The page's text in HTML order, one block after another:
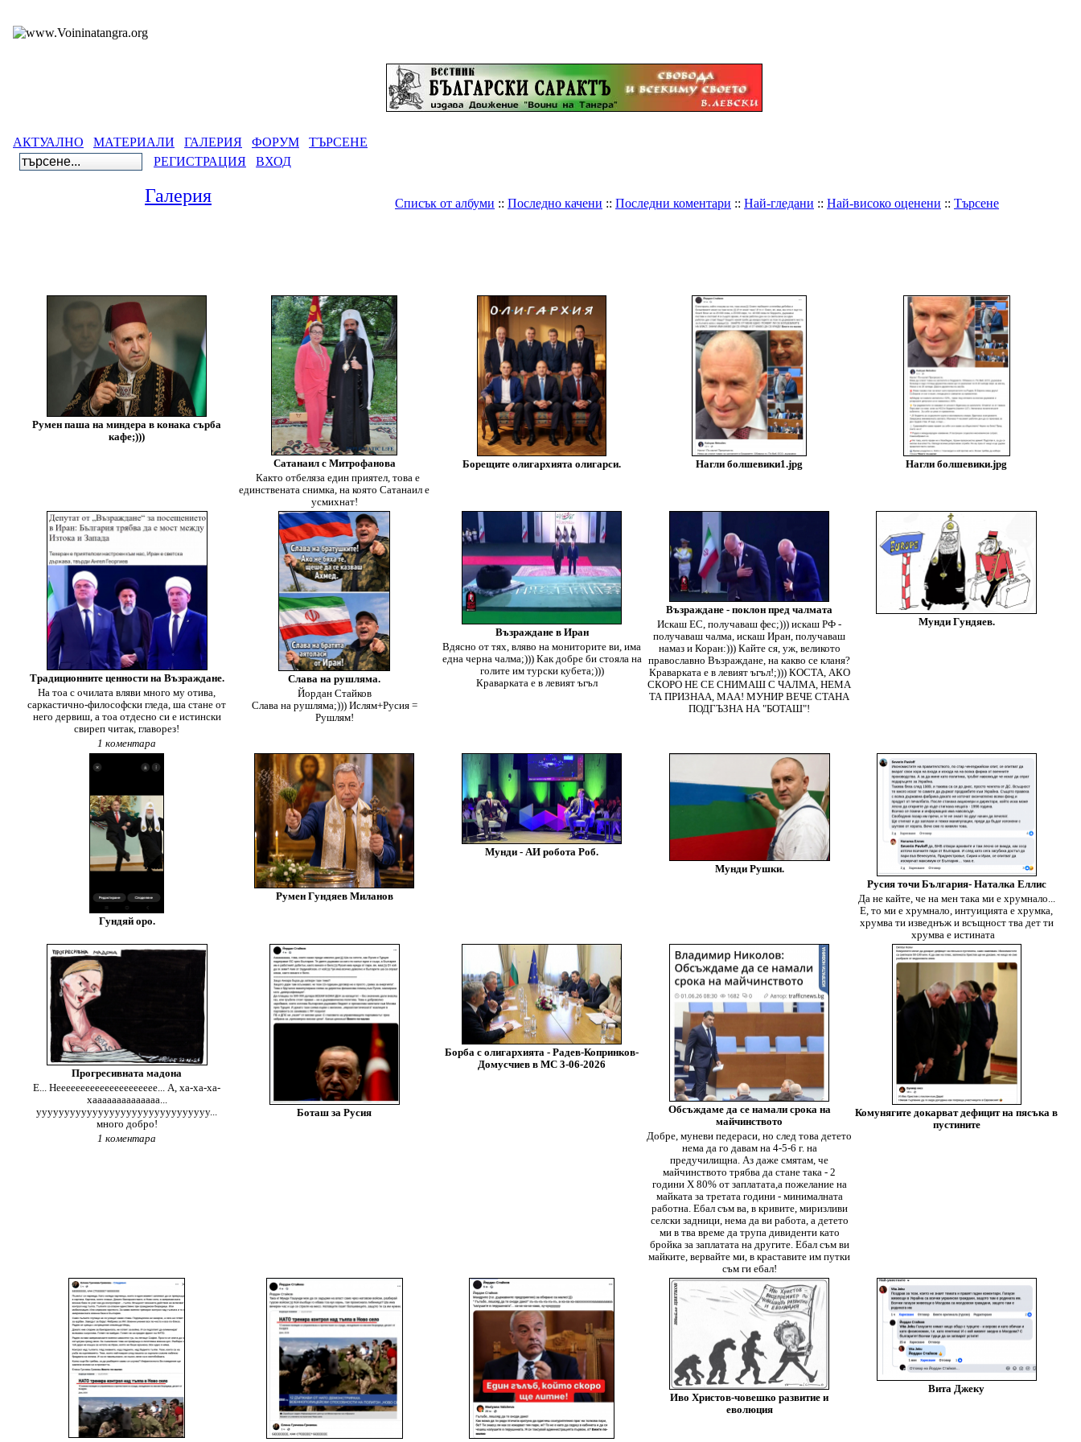
АКТУАЛНО МАТЕРИАЛИ ГАЛЕРИЯ ФОРУМ
ТЪРСЕНЕ
РЕГИСТРАЦИЯ
ВХОД
Галерия Списък от албуми :: Последно качени :: Последни коментари :: Най-гледани :: Най-високо оценени :: Търсене
Румен паша на миндера в конака сърба
кафе;)))
Сатанаил с Митрофанова
Както отбеляза един приятел, това е
единствената снимка, на която Сатанаил е
усмихнат!
Борещите олигархията олигарси. Нагли болшевики1.jpg Нагли болшевики.jpg
Традиционните ценности на Възраждане.
На тоа с очилата вляви много му отива,
саркастично-философски гледа, ша стане от
него дервиш, а тоа отдесно си е истински
свиреп читак, главорез!
1 коментара
Слава на рушляма.
Йордан Стайков
Слава на рушляма;))) Ислям+Русия =
Рушлям!
Възраждане в Иран
Вдясно от тях, вляво на мониторите ви, има
една черна чалма;))) Как добре би стояла на
голите им турски кубета;)))
Краварката е в левият ъгъл
Възраждане - поклон пред чалмата
Искаш ЕС, получаваш фес;))) искаш РФ -
получаваш чалма, искаш Иран, получаваш
намаз и Коран:))) Кайте ся, уж, великото
православно Възраждане, на какво се кланя?
Краварката е в левият ъгъл!;))) КОСТА, АКО
СКОРО НЕ СЕ СНИМАШ С ЧАЛМА, НЕМА
ТА ПРИЗНАА, МАА! МУНИР ВЕЧЕ СТАНА
ПОДГЪЗНА НА "БОТАШ"!
Мунди Гундяев.
Гундяй оро.
Румен Гундяев Миланов
Мунди - АИ робота Роб.
Мунди Рушки.
Русия точи България- Наталка Еллис
Да не кайте, че на мен така ми е хрумнало...
Е, то ми е хрумнало, интуицията е хрумка,
хрумва ти изведнъж и всъщност тва дет ти
хрумва е истината
Прогресивната мадона
Е... Неееееееееееееееееееее... А, ха-ха-ха-
хаааааааааааааа...
ууууууууууууууууууууууууууууууу...
много добро!
1 коментара
Боташ за Русия
Борба с олигархията - Радев-Копринков-
Домусчиев в МС 3-06-2026
Обсъждаме да се намали срока на
майчинството
Добре, муневи педераси, но след това детето
нема да го давам на 4-5-6 г. на
предучилищна. Аз даже смятам, че
майчинството трябва да стане така - 2
години Х 80% от заплатата,а пожелание на
майката за третата години - минималната
работна. Ебал съм ва, в кривите, миризливи
селски задници, нема да ви работа, а детето
ми в тва време да трупа дивиденти като
бройка за заплатата на другите. Ебал съм ви
майките, вервайте ми, в краставите им путки
съм ги ебал!
Комунягите докарват дефицит на пясъка в
пустините
Иво Христов-човешко развитие и
еволюция
Вита Джеку